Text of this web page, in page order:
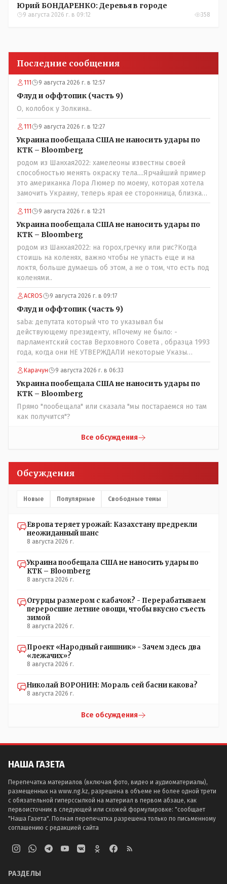
Юрий БОНДАРЕНКО: Деревья в городе
9 августа 2026 г. в 09:12 358
Последние сообщения
111 9 августа 2026 г. в 12:57
Флуд и оффтопик (часть 9)
О, колобок у Золкина..
111 9 августа 2026 г. в 12:27
Украина пообещала США не наносить удары по
КТК – Bloomberg
родом из Шанхая2022: хамелеоны известны своей
способностью менять окраску тела....Ярчайший пример
это американка Лора Люмер по моему, которая хотела
замочить Украину, теперь ярая ее сторонница, близкая
к Трампу. Ну и западные страны тем более, которые
предоставляли Зеленскому убежище, чтоб он бежал и
которые развернулись потом на 180 или 360 градусов,
посмотрев на того, как он не сдался, но ты же там сам
живешь и многое знаешь о тех, на кого работаешь.. Это
просто прагматизм и ничего личного. Победим мы, они
встанут под нас и наоборот и все это понимают..
111 9 августа 2026 г. в 12:21
Украина пообещала США не наносить удары по
КТК – Bloomberg
родом из Шанхая2022: на горох,гречку или рис?Когда
стоишь на коленях, важно чтобы не упасть еще и на
локтя, больше думаешь об этом, а не о том, что есть под
коленями..
ACROS 9 августа 2026 г. в 09:17
Флуд и оффтопик (часть 9)
saba: депутата который что то указывал бы
действующему президенту, нПочему не было: -
парламентский состав Верховного Совета , образца 1993
года, когда они НЕ УТВЕРЖДАЛИ некоторые Указы
Назарбаева, особенно в части выборов и перевыборов и
некоторых вопросах внутренней политики, и тогда
Назарбай волевым Указом РАСПУСТИЛ этот бунтарский
состав. Имя - Серикболсын Абдильдин вам знакомо -
юывший секретарь ЦК КП Казахстана , впоследствии -
депутат Верховного Совета и Мажлиса и Председатель
партии коммунстов- он в то время и после и причём
НЕОДНОКРАТНО, указывал и многократно на недостатки
Назарбая и предлагал ему самому ДОБРОВОЛЬНО уйти с
Карачун 9 августа 2026 г. в 06:33
Украина пообещала США не наносить удары по
КТК – Bloomberg
Прямо "пообещала" или сказала "мы постараемся но там
как получится"?
Все обсуждения
Обсуждения
Новые Популярные Свободные темы
Европа теряет урожай: Казахстану предрекли
неожиданный шанс
8 августа 2026 г.
Украина пообещала США не наносить удары по
КТК – Bloomberg
8 августа 2026 г.
Огурцы размером с кабачок? - Перерабатываем
переросшие летние овощи, чтобы вкусно съесть
зимой
8 августа 2026 г.
Проект «Народный гаишник» - Зачем здесь два
«лежачих»?
8 августа 2026 г.
Николай ВОРОНИН: Мораль сей басни какова?
8 августа 2026 г.
Все обсуждения
НАША ГАЗЕТА
Перепечатка материалов (включая фото, видео и аудиоматериалы),
размещенных на www.ng.kz, разрешена в объеме не более одной трети
с обязательной гиперссылкой на материал в первом абзаце, как
первоисточник в следующей или схожей формулировке: "сообщает
"Наша Газета". Полная перепечатка разрешена только по письменному
соглашению с редакцией сайта
РАЗДЕЛЫ